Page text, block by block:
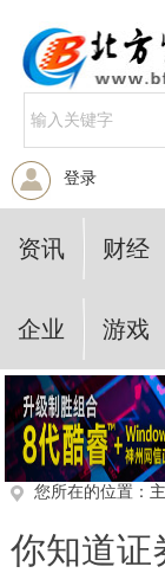
登录
资讯 财经
企业 游戏
您所在的位置：
你知道证